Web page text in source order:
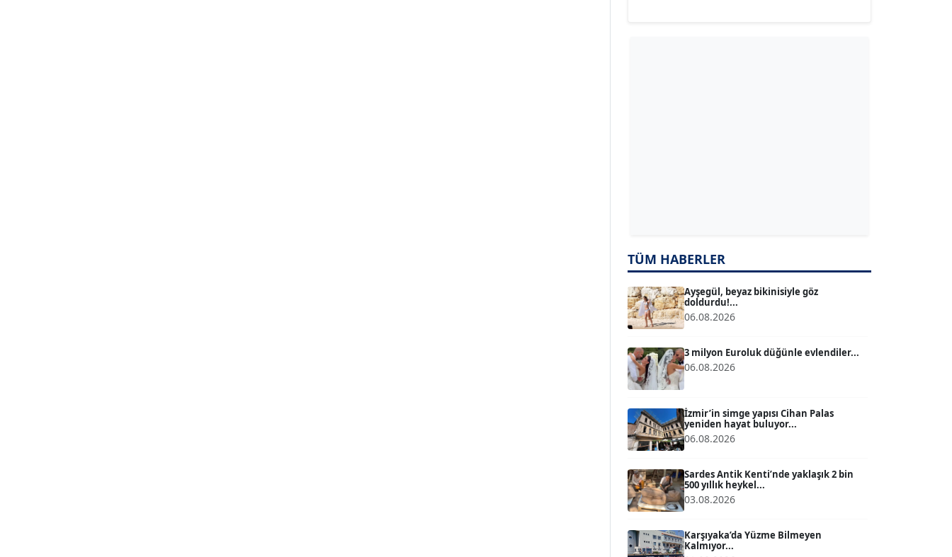
T TUĞÇE TUĞSAVUL BAYSOY
ATİLLA KÖPRÜLÜOĞLU
MERT ERBOY
B BÜLENT SAĞLAM
TÜM HABERLER
Ayşegül, beyaz bikinisiyle göz
doldurdu!...
06.08.2026
3 milyon Euroluk düğünle evlendiler...
06.08.2026
İzmir’in simge yapısı Cihan Palas
yeniden hayat buluyor...
06.08.2026
Sardes Antik Kenti’nde yaklaşık 2 bin
500 yıllık heykel...
03.08.2026
Karşıyaka’da Yüzme Bilmeyen
Kalmıyor...